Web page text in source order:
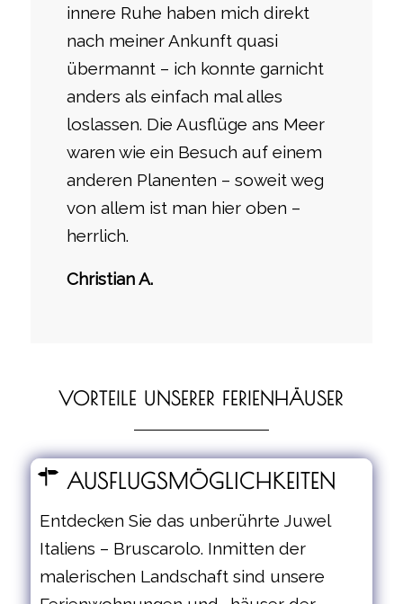
innere Ruhe haben mich direkt
nach meiner Ankunft quasi
übermannt – ich konnte garnicht
anders als einfach mal alles
loslassen. Die Ausflüge ans Meer
waren wie ein Besuch auf einem
anderen Planenten – soweit weg
von allem ist man hier oben –
herrlich.
Christian A.
VORTEILE UNSERER FERIENHÄUSER
AUSFLUGSMÖGLICHKEITEN
Entdecken Sie das unberührte Juwel
Italiens – Bruscarolo. Inmitten der
malerischen Landschaft sind unsere